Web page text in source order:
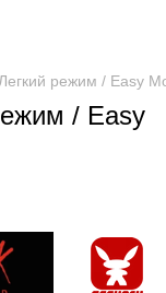
режим / Easy
/ Easy